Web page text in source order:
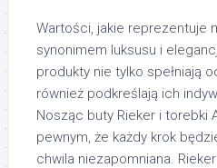
Wartości, jakie reprezentuje
synonimem luksusu i
produkty nie tylko spełniają
również podkreślają ich
Nosząc buty Rieker i torebki
pewnym, że każdy krok
chwila niezapomniana.